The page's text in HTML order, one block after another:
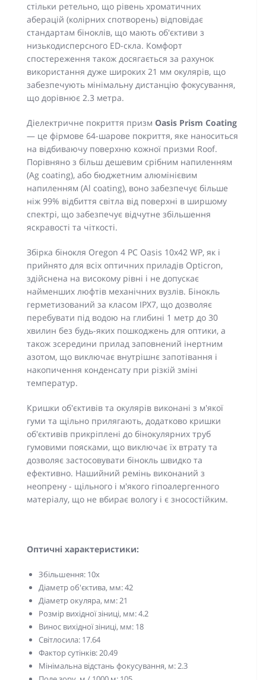
стільки ретельно, що рівень хроматичних
аберацій (колірних спотворень) відповідає
стандартам біноклів, що мають об'єктиви з
низькодисперсного ED-скла. Комфорт
спостереження також досягається за рахунок
використання дуже широких 21 мм окулярів, що
забезпечують мінімальну дистанцію фокусування,
що дорівнює 2.3 метра.
Діелектричне покриття призм Oasis Prism Coating
— це фірмове 64-шарове покриття, яке наноситься
на відбиваючу поверхню кожної призми Roof.
Порівняно з більш дешевим срібним напиленням
(Ag coating), або бюджетним алюмінієвим
напиленням (Al coating), воно забезпечує більше
ніж 99% відбиття світла від поверхні в ширшому
спектрі, що забезпечує відчутне збільшення
яскравості та чіткості.
Збірка бінокля Oregon 4 PC Oasis 10x42 WP, як і
прийнято для всіх оптичних приладів Opticron,
здійснена на високому рівні і не допускає
найменших люфтів механічних вузлів. Бінокль
герметизований за класом IPX7, що дозволяє
перебувати під водою на глибині 1 метр до 30
хвилин без будь-яких пошкоджень для оптики, а
також зсередини прилад заповнений інертним
азотом, що виключає внутрішнє запотівання і
накопичення конденсату при різкій зміні
температур.
Кришки об'єктивів та окулярів виконані з м'якої
гуми та щільно прилягають, додатково кришки
об'єктивів прикріплені до бінокулярних труб
гумовими поясками, що виключає їх втрату та
дозволяє застосовувати бінокль швидко та
ефективно. Нашийний ремінь виконаний з
неопрену - щільного і м'якого гіпоалергенного
матеріалу, що не вбирає вологу і є зносостійким.
Оптичні характеристики:
Збільшення: 10x
Діаметр об'єктива, мм: 42
Діаметр окуляра, мм: 21
Розмір вихідної зіниці, мм: 4.2
Винос вихідної зіниці, мм: 18
Світлосила: 17.64
Фактор сутінків: 20.49
Мінімальна відстань фокусування, м: 2.3